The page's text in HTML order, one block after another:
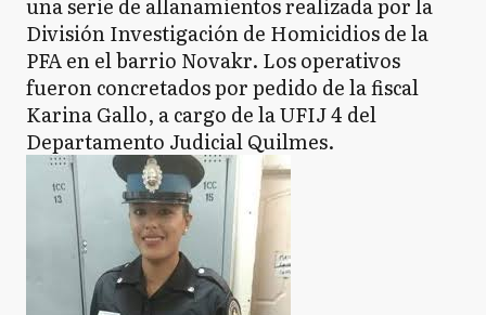
una serie de allanamientos realizada por la
División Investigación de Homicidios de la
PFA en el barrio Novakr. Los operativos
fueron concretados por pedido de la fiscal
Karina Gallo, a cargo de la UFIJ 4 del
Departamento Judicial Quilmes.